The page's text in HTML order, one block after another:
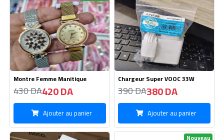
Montre Femme Manitique
430 DA420 DA
Ajouter au panier
Chargeur Super VOOC 33W
390 DA380 DA
Ajouter au panier
Nouveau